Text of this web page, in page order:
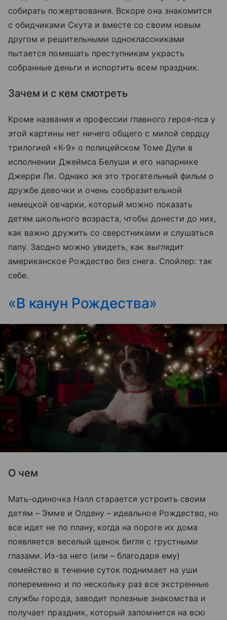
собирать пожертвования. Вскоре она знакомится
с обидчиками Скута и вместе со своим новым
другом и решительными одноклассниками
пытается помешать преступникам украсть
собранные деньги и испортить всем праздник.
Зачем и с кем смотреть
Кроме названия и профессии главного героя-пса у
этой картины нет ничего общего с милой сердцу
трилогией «К-9» о полицейском Томе Дули в
исполнении Джеймса Белуши и его напарнике
Джерри Ли. Однако же это трогательный фильм о
дружбе девочки и очень сообразительной
немецкой овчарки, который можно показать
детям школьного возраста, чтобы донести до них,
как важно дружить со сверстниками и слушаться
папу. Заодно можно увидеть, как выглядит
американское Рождество без снега. Спойлер: так
себе.
«В канун Рождества»
О чем
Мать-одиночка Нэлл старается устроить своим
детям – Эмме и Олдену – идеальное Рождество, но
все идет не по плану, когда на пороге их дома
появляется веселый щенок бигля с грустными
глазами. Из-за него (или – благодаря ему)
семейство в течение суток поднимает на уши
попеременно и по нескольку раз все экстренные
службы города, заводит полезные знакомства и
получает праздник, который запомнится на всю